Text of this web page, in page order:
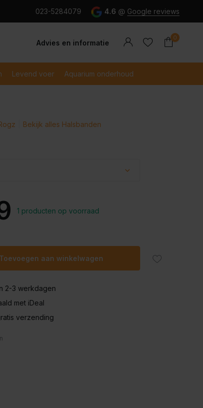
betaald met iDeal
023-5284079 4.6 @ Google reviews
Advies en informatie
Account
0
Levend voer Aquarium onderhoud
Bekijk alles Halsbanden
1 producten op voorraad
Toevoegen aan winkelwagen
2-3 werkdagen
met iDeal
verzending